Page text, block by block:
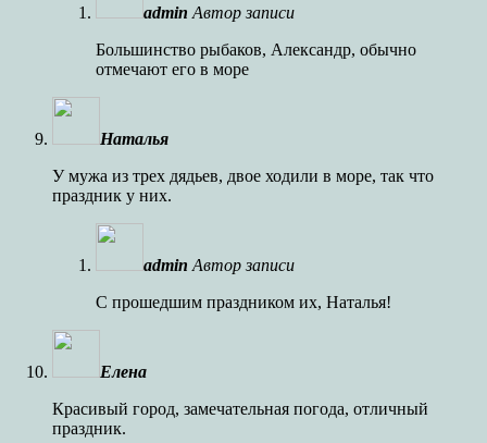
admin Автор записи
Большинство рыбаков, Александр, обычно
отмечают его в море
Наталья
У мужа из трех дядьев, двое ходили в море, так что
праздник у них.
admin Автор записи
С прошедшим праздником их, Наталья!
Елена
Красивый город, замечательная погода, отличный
праздник.